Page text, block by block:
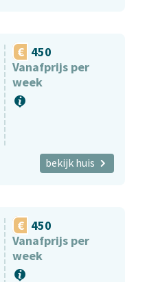
450
Vanafprijs per
week
bekijk huis
450
Vanafprijs per
week